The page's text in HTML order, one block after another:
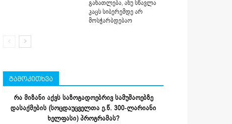
განათლება, ანუ სწავლა
კაცს სიბერემდე არ
მოსჭარბდებაო
გამოკითხვა
რა მიზანი აქვს საზოგადოებრივ სამუშაოებზე
დასაქმების (სოცდაუცველთა ე.წ. 300-ლარიანი
ხელფასი) პროგრამას?